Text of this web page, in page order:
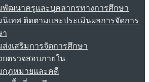
พัฒนาครูและบุคลากรทางการศึกษา
นิเทศ ติดตามและประเมินผลการจัดการ
า
ส่งเสริมการจัดการศึกษา
ยตรวจสอบภายใน
กฎหมายและคดี